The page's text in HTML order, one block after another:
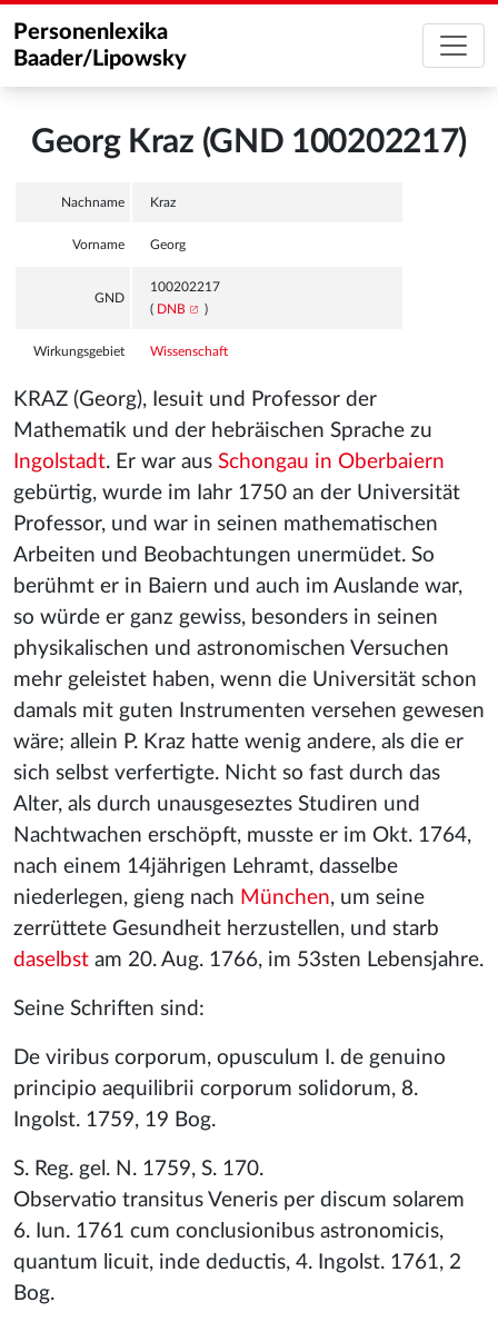
Personenlexika
Baader/Lipowsky
Georg Kraz (GND 100202217)
Nachname Kraz
Vorname Georg
GND
100202217
( DNB )
Wirkungsgebiet Wissenschaft
KRAZ (Georg), Iesuit und Professor der
Mathematik und der hebräischen Sprache zu
Ingolstadt. Er war aus Schongau in Oberbaiern
gebürtig, wurde im Iahr 1750 an der Universität
Professor, und war in seinen mathematischen
Arbeiten und Beobachtungen unermüdet. So
berühmt er in Baiern und auch im Auslande war,
so würde er ganz gewiss, besonders in seinen
physikalischen und astronomischen Versuchen
mehr geleistet haben, wenn die Universität schon
damals mit guten Instrumenten versehen gewesen
wäre; allein P. Kraz hatte wenig andere, als die er
sich selbst verfertigte. Nicht so fast durch das
Alter, als durch unausgeseztes Studiren und
Nachtwachen erschöpft, musste er im Okt. 1764,
nach einem 14jährigen Lehramt, dasselbe
niederlegen, gieng nach München, um seine
zerrüttete Gesundheit herzustellen, und starb
daselbst am 20. Aug. 1766, im 53sten Lebensjahre.
Seine Schriften sind:
De viribus corporum, opusculum I. de genuino
principio aequilibrii corporum solidorum, 8.
Ingolst. 1759, 19 Bog.
S. Reg. gel. N. 1759, S. 170.
Observatio transitus Veneris per discum solarem
6. Iun. 1761 cum conclusionibus astronomicis,
quantum licuit, inde deductis, 4. Ingolst. 1761, 2
Bog.